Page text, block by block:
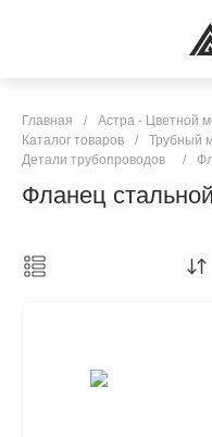
Главная / Астра - Цветной
Каталог товаров
/ Трубный
Детали трубопроводов
/
Фланец стальной